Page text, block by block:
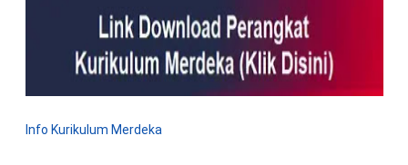
Info Kurikulum Merdeka